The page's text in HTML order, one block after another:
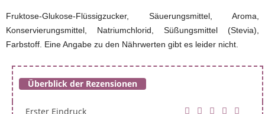
Fruktose-Glukose-Flüssigzucker, Säuerungsmittel, Aroma,
Konservierungsmittel, Natriumchlorid, Süßungsmittel (Stevia),
Farbstoff. Eine Angabe zu den Nährwerten gibt es leider nicht.
Überblick der Rezensionen
Erster Eindruck